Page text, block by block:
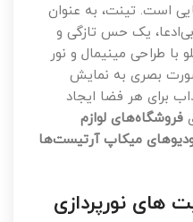
است. تینت، به عنوان
یک حس تازگی و
با طراحی مینیمال و نور
صورت بصری به نمایش
برای هر فضا ایجاد
فروشگاه‌های لوازم
میکاپ آرتیست‌ها
های نورپردازی